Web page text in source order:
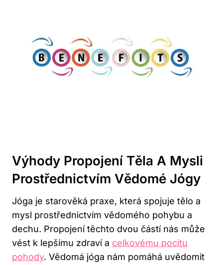
Výhody Propojení Těla A Mysli
Prostřednictvím Vědomé Jógy
Jóga je starověká praxe, která spojuje tělo a
mysl prostřednictvím vědomého pohybu a
dechu. Propojení těchto dvou částí nás může
vést k lepšímu zdraví a celkovému pocitu
pohody. Vědomá jóga nám pomáhá uvědomit